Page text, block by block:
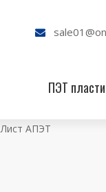

ПЭТ
Лист АПЭТ